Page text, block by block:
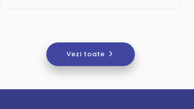
Vezi toate